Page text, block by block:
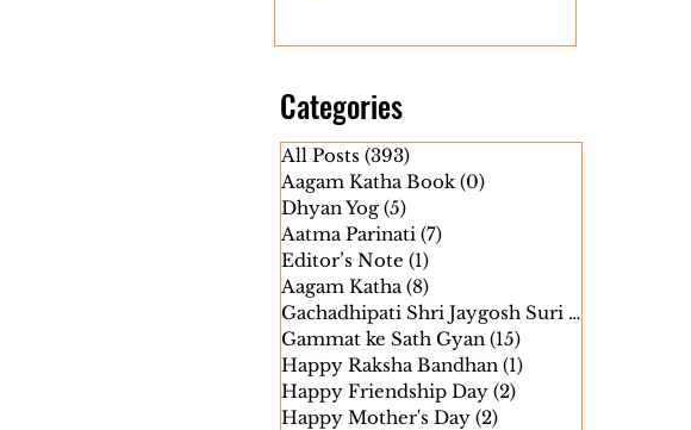
Categories
All Posts (393)
Aagam Katha Book (0)
Dhyan Yog (5)
Aatma Parinati (7)
Editor’s Note (1)
Aagam Katha (8)
Gachadhipati Shri Jaygosh Suri Janm
Gammat ke Sath Gyan (15)
Happy Raksha Bandhan (1)
Happy Friendship Day (2)
Happy Mother's Day (2)